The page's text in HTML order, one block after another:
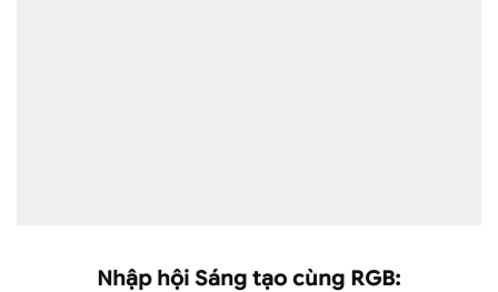
Nhập hội Sáng tạo cùng RGB: